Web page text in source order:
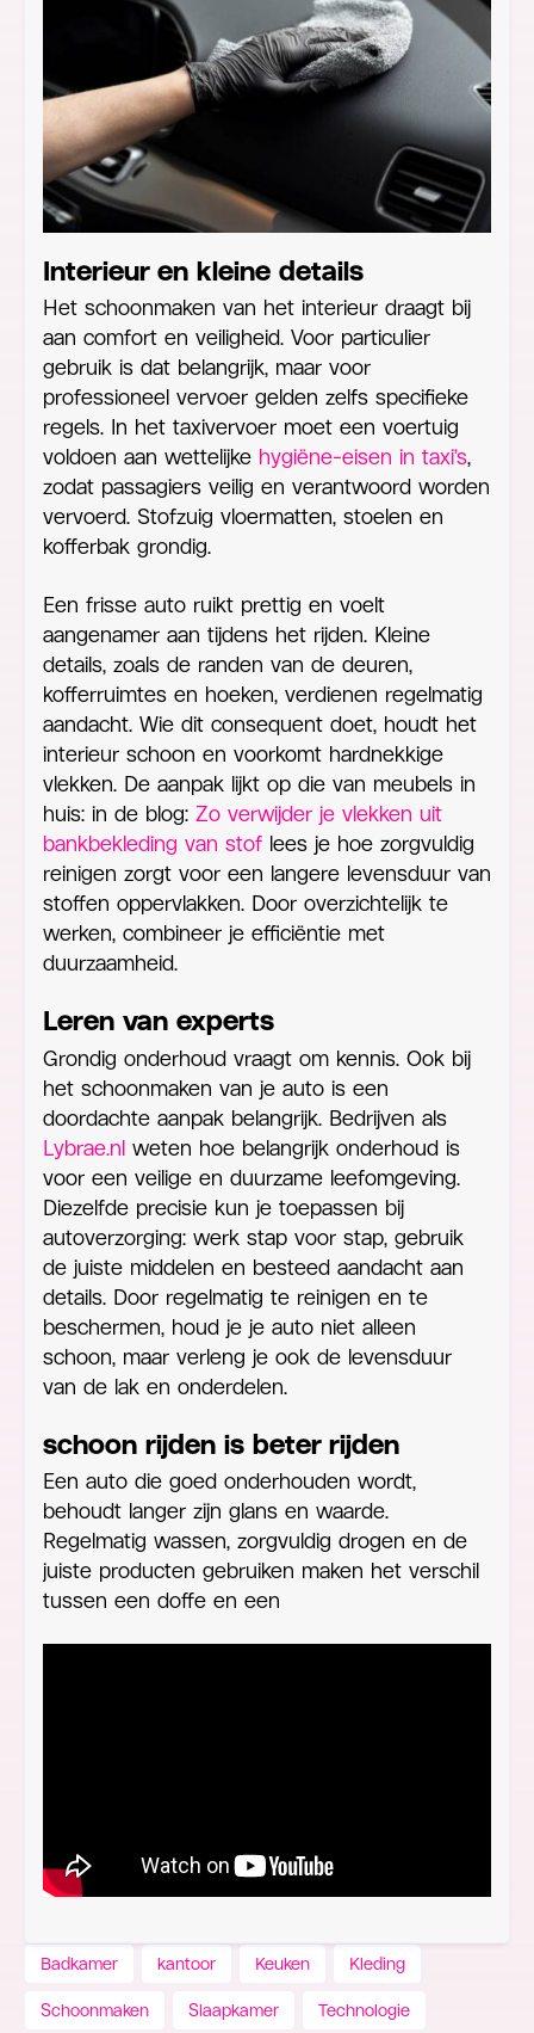
Interieur en kleine details
Het schoonmaken van het interieur draagt bij
aan comfort en veiligheid. Voor particulier
gebruik is dat belangrijk, maar voor
professioneel vervoer gelden zelfs specifieke
regels. In het taxivervoer moet een voertuig
voldoen aan wettelijke hygiëne-eisen in taxi’s,
zodat passagiers veilig en verantwoord worden
vervoerd. Stofzuig vloermatten, stoelen en
kofferbak grondig.
Een frisse auto ruikt prettig en voelt
aangenamer aan tijdens het rijden. Kleine
details, zoals de randen van de deuren,
kofferruimtes en hoeken, verdienen regelmatig
aandacht. Wie dit consequent doet, houdt het
interieur schoon en voorkomt hardnekkige
vlekken. De aanpak lijkt op die van meubels in
huis: in de blog: Zo verwijder je vlekken uit
bankbekleding van stof lees je hoe zorgvuldig
reinigen zorgt voor een langere levensduur van
stoffen oppervlakken. Door overzichtelijk te
werken, combineer je efficiëntie met
duurzaamheid.
Leren van experts
Grondig onderhoud vraagt om kennis. Ook bij
het schoonmaken van je auto is een
doordachte aanpak belangrijk. Bedrijven als
Lybrae.nl weten hoe belangrijk onderhoud is
voor een veilige en duurzame leefomgeving.
Diezelfde precisie kun je toepassen bij
autoverzorging: werk stap voor stap, gebruik
de juiste middelen en besteed aandacht aan
details. Door regelmatig te reinigen en te
beschermen, houd je je auto niet alleen
schoon, maar verleng je ook de levensduur
van de lak en onderdelen.
schoon rijden is beter rijden
Een auto die goed onderhouden wordt,
behoudt langer zijn glans en waarde.
Regelmatig wassen, zorgvuldig drogen en de
juiste producten gebruiken maken het verschil
tussen een doffe en een
Badkamer kantoor Keuken Kleding
Schoonmaken Slaapkamer Technologie